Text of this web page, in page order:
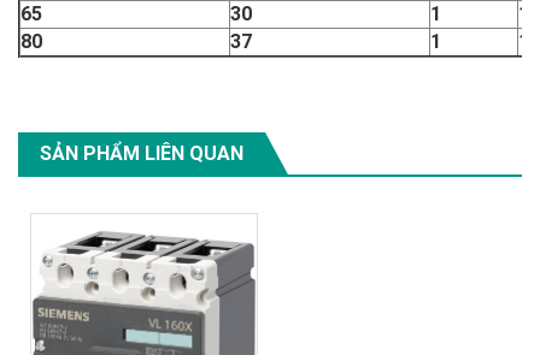
65
30 1
1
80
37 1 1
SẢN PHẨM LIÊN QUAN